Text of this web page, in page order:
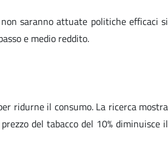
saranno attuate politiche efficaci si
e medio reddito.
ridurne il consumo. La ricerca mostra
del tabacco del 10% diminuisce il